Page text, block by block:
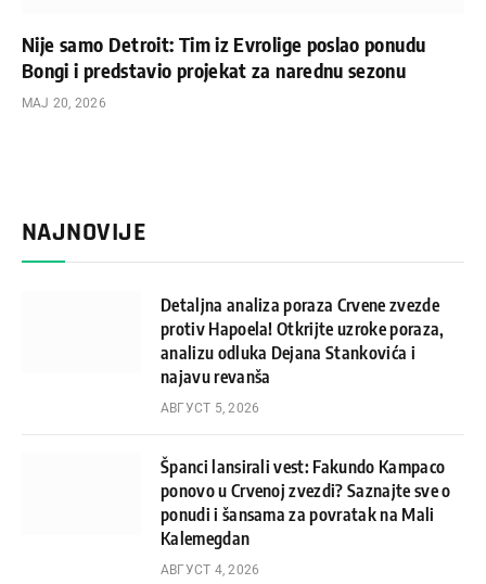
Nije samo Detroit: Tim iz Evrolige poslao ponudu
Bongi i predstavio projekat za narednu sezonu
МАЈ 20, 2026
NAJNOVIJE
Detaljna analiza poraza Crvene zvezde
protiv Hapoela! Otkrijte uzroke poraza,
analizu odluka Dejana Stankovića i
najavu revanša
АВГУСТ 5, 2026
Španci lansirali vest: Fakundo Kampaco
ponovo u Crvenoj zvezdi? Saznajte sve o
ponudi i šansama za povratak na Mali
Kalemegdan
АВГУСТ 4, 2026